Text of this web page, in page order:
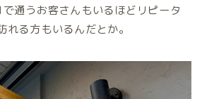
通うお客さんもいるほどリピータ
る方もいるんだとか。